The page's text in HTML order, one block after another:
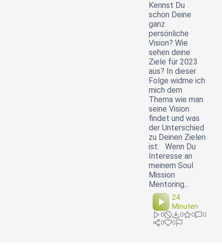
Kennst Du
schon Deine
ganz
persönliche
Vision? Wie
sehen deine
Ziele für 2023
aus? In dieser
Folge widme ich
mich dem
Thema wie man
seine Vision
findet und was
der Unterschied
zu Deinen Zielen
ist. Wenn Du
Interesse an
meinem Soul
Mission
Mentoring...
24
Minuten
0 0 0
0
0
0